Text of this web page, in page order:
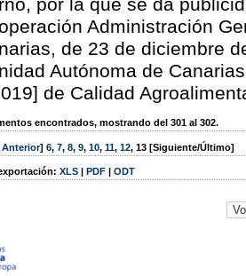
por la que se da
Administración
de 23 de diciembre
Autónoma de
de Calidad
encontrados, mostrando del 301 al 302.
Anterior] 6, 7, 8, 9, 10, 11, 12, 13 [Siguiente/Último]
XLS | PDF | ODT